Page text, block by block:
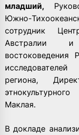
младший,
Южно-
сотрудник
Австралии
востоковедения
региона,
Маклая.
В докладе